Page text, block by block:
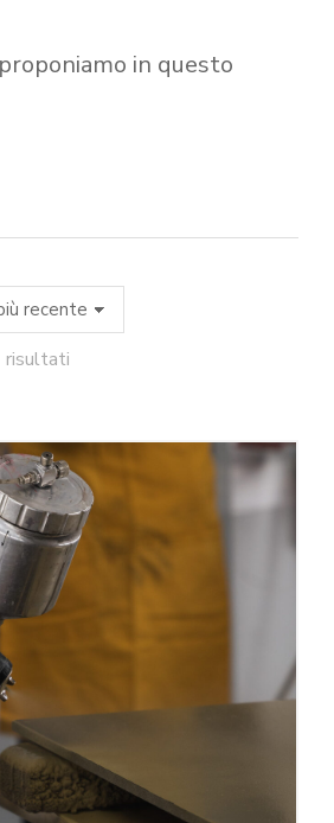
in questo
risultati